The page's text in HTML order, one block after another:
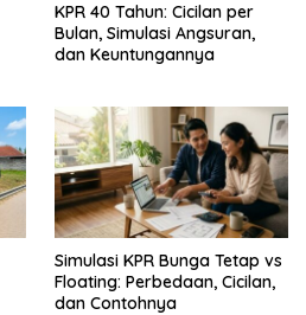
KPR 40 Tahun: Cicilan per
Bulan, Simulasi Angsuran,
dan Keuntungannya
Simulasi KPR Bunga Tetap vs
Floating: Perbedaan, Cicilan,
dan Contohnya